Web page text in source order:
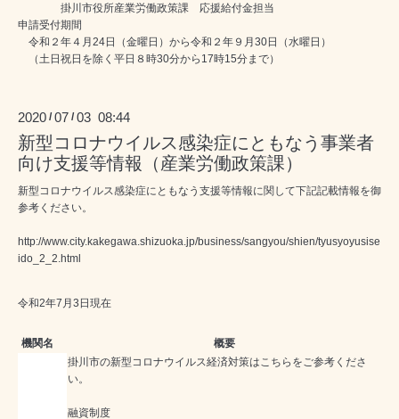
掛川市役所産業労働政策課 応援給付金担当
申請受付期間
令和２年４月24日（金曜日）から令和２年９月30日（水曜日）
（土日祝日を除く平日８時30分から17時15分まで）
2020 /07 /03 08:44
新型コロナウイルス感染症にともなう事業者
向け支援等情報（産業労働政策課）
新型コロナウイルス感染症にともなう支援等情報に関して下記記載情報を御
参考ください。
http://www.city.kakegawa.shizuoka.jp/business/sangyou/shien/tyusyoyusise
ido_2_2.html
令和2年7月3 日現在
機関名 概要
掛川市の新型コロナウイルス経済対策はこちらをご参考くださ
い。
融資制度